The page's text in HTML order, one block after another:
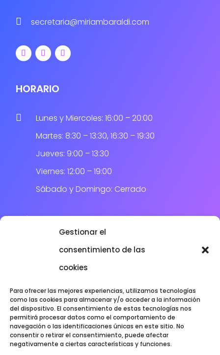
Gestionar el
consentimiento de las
cookies
Para ofrecer las mejores experiencias, utilizamos tecnologías
como las cookies para almacenar y/o acceder a la información
del dispositivo. El consentimiento de estas tecnologías nos
permitirá procesar datos como el comportamiento de
navegación o las identificaciones únicas en este sitio. No
consentir o retirar el consentimiento, puede afectar
negativamente a ciertas características y funciones.
 secretaria@miriambaraldi.com
HORARIO

Lunes y Miercoles: 16:00 – 20:00
Martes: 8:30 – 13:30, 16:30 – 19:30
Jueves: 9:00 – 13:30
Viernes: 12:00 – 19:00
Sábado y Domingo: Cerrado